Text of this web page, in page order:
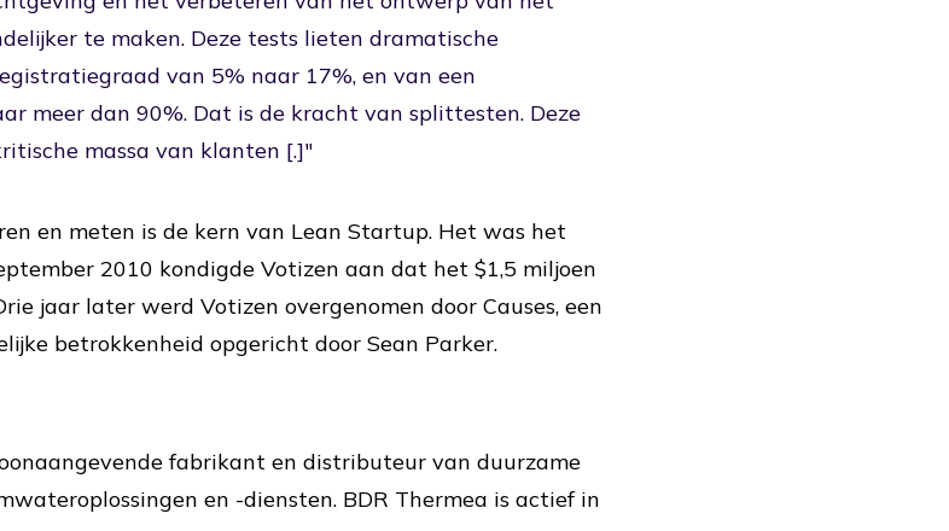
te maken. Deze tests lieten dramatische
van 5% naar 17%, en van een
meer dan 90%. Dat is de kracht van splittesten. Deze
massa van klanten [.]"
en meten is de kern van Lean Startup. Het was het
2010 kondigde Votizen aan dat het $1,5 miljoen
jaar later werd Votizen overgenomen door Causes, een
betrokkenheid opgericht door Sean Parker.
fabrikant en distributeur van duurzame
en -diensten. BDR Thermea is actief in